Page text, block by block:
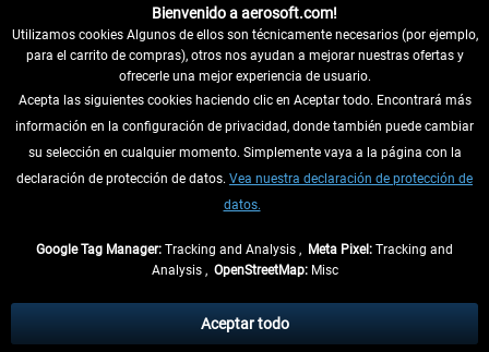
DESISTIR DEL CONTRATO
INFORMACIÓN
tasas de recepción si no se describe lo contrario
** De aplicación a envíos dentro de Alemania. Los plazos de envío para los
Bienvenido a aerosoft.com!
Utilizamos cookies Algunos de ellos son técnicamente necesarios (por ejemplo,
para el carrito de compras), otros nos ayudan a mejorar nuestras ofertas y
ofrecerle una mejor experiencia de usuario.
Acepta las siguientes cookies haciendo clic en Aceptar todo. Encontrará más
información en la configuración de privacidad, donde también puede cambiar
su selección en cualquier momento. Simplemente vaya a la página con la
declaración de protección de datos. Vea nuestra declaración de protección de
datos.
Google Tag Manager: Tracking and Analysis , Meta Pixel: Tracking and
Analysis , OpenStreetMap:Misc
Aceptar todo